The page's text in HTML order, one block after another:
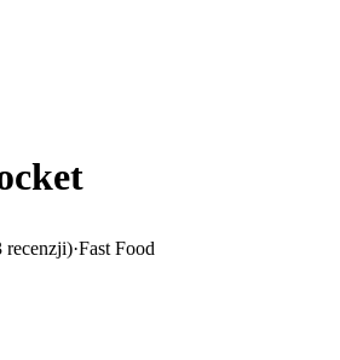
recenzji)·Fast Food